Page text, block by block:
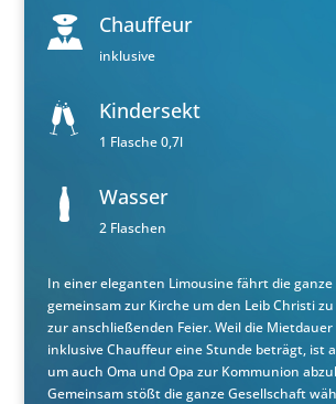
Chauffeur
inklusive
Kindersekt
1 Flasche 0,7l
Wasser
2 Flaschen
In einer eleganten Limousine fährt die ganze
gemeinsam zur Kirche um den Leib Christi
zur anschließenden Feier. Weil die
inklusive Chauffeur eine Stunde beträgt, ist
um auch Oma und Opa zur Kommunion
Gemeinsam stößt die ganze Gesellschaft